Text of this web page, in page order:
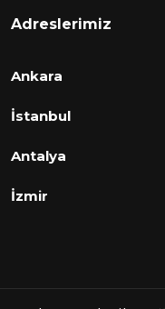
Adreslerimiz
Ankara
İstanbul
Antalya
İzmir